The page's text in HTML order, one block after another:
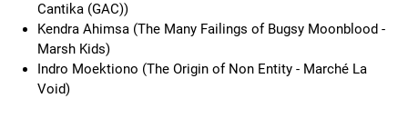
Cantika (GAC))
Kendra Ahimsa (The Many Failings of Bugsy Moonblood -
Marsh Kids)
Indro Moektiono (The Origin of Non Entity - Marché La
Void)